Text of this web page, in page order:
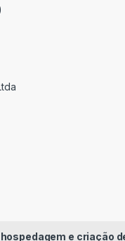
e criação